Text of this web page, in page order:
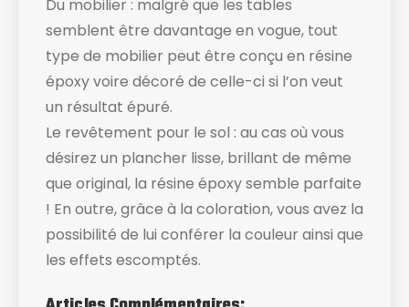
Du mobilier : malgré que les tables
semblent être davantage en vogue, tout
type de mobilier peut être conçu en résine
époxy voire décoré de celle-ci si l’on veut
un résultat épuré.
Le revêtement pour le sol : au cas où vous
désirez un plancher lisse, brillant de même
que original, la résine époxy semble parfaite
! En outre, grâce à la coloration, vous avez la
possibilité de lui conférer la couleur ainsi que
les effets escomptés.